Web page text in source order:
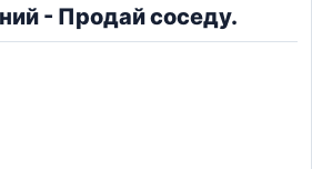
- Продай соседу.